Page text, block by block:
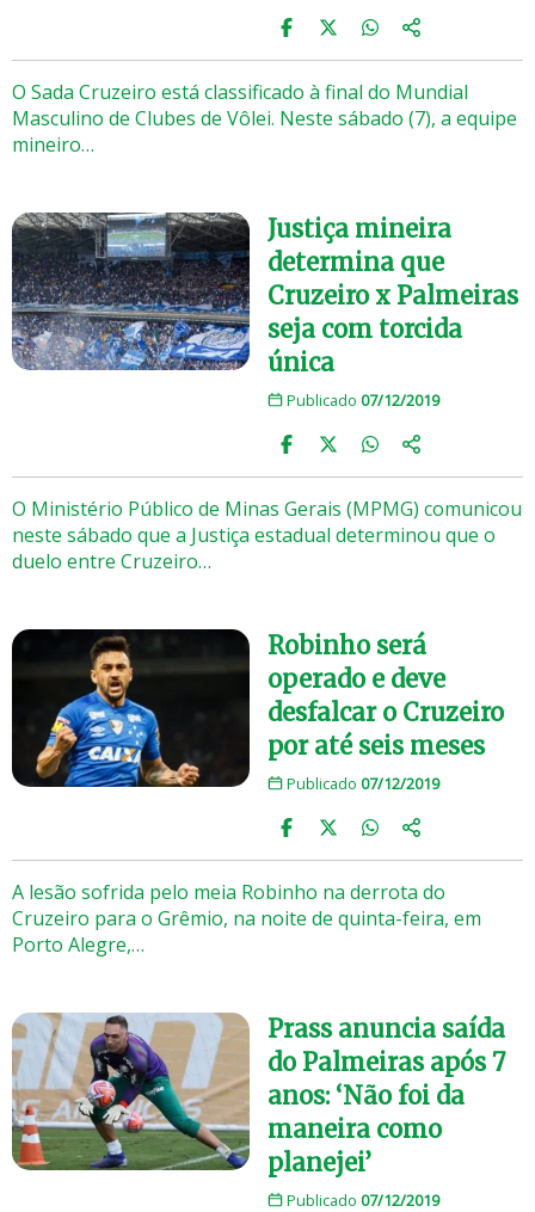
O Sada Cruzeiro está classificado à final do Mundial
Masculino de Clubes de Vôlei. Neste sábado (7), a equipe
mineiro…
Justiça mineira
determina que
Cruzeiro x Palmeiras
seja com torcida
única
Publicado 07/12/2019
O Ministério Público de Minas Gerais (MPMG) comunicou
neste sábado que a Justiça estadual determinou que o
duelo entre Cruzeiro…
Robinho será
operado e deve
desfalcar o Cruzeiro
por até seis meses
Publicado 07/12/2019
A lesão sofrida pelo meia Robinho na derrota do
Cruzeiro para o Grêmio, na noite de quinta-feira, em
Porto Alegre,…
Prass anuncia saída
do Palmeiras após 7
anos: ‘Não foi da
maneira como
planejei’
Publicado 07/12/2019